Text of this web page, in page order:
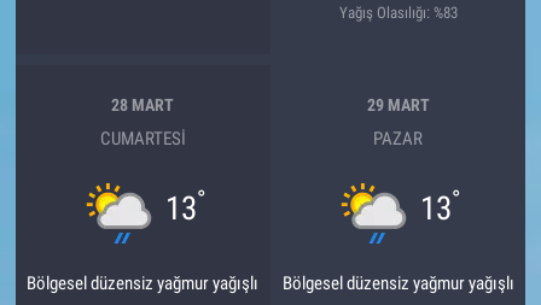
Yağış Olasılığı: %83
28 MART
CUMARTESI
13°
Bölgesel düzensiz yağmur yağışlı
29 MART
PAZAR
13°
Bölgesel düzensiz yağmur yağışlı